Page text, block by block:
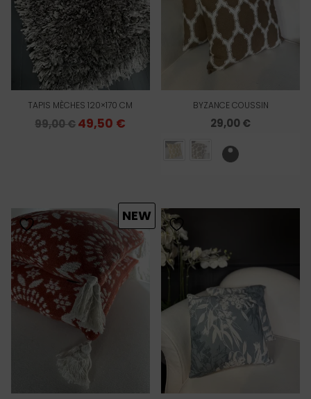
TAPIS MÈCHES 120×170 CM
99,00€Le
99,00 €.
49,50 €
49,50 €.
BYZANCE COUSSIN
29,00€
NEW